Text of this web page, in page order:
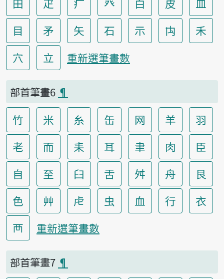
田
疋 疒 癶 白 皮
皿
目
矛 矢 石 示 禸
禾
穴
立 重新選筆畫數
部首筆畫6 ¶
竹 米 糸 缶 网 羊
羽
老
而 耒 耳 聿 肉
臣
自
至 臼 舌 舛 舟
艮
色
艸 虍 虫 血 行
衣
襾
重新選筆畫數
部首筆畫7 ¶